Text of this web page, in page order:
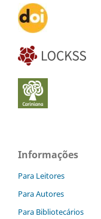
Informações
Para Leitores
Para Autores
Para Bibliotecários